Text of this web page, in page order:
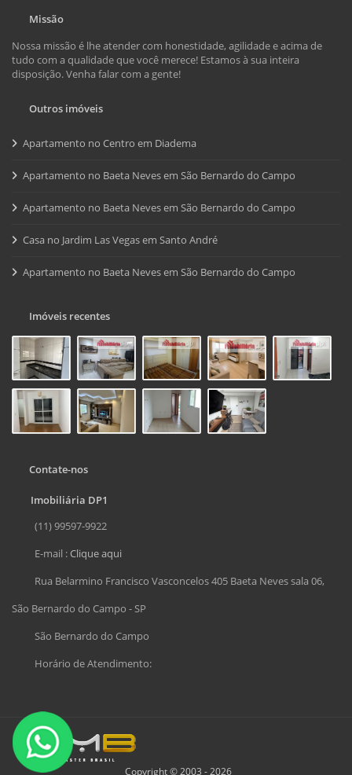
Missão
Nossa missão é lhe atender com honestidade, agilidade e acima de
tudo com a qualidade que você merece! Estamos à sua inteira
disposição. Venha falar com a gente!
Outros imóveis
Apartamento no Centro em Diadema
Apartamento no Baeta Neves em São Bernardo do Campo
Apartamento no Baeta Neves em São Bernardo do Campo
Casa no Jardim Las Vegas em Santo André
Apartamento no Baeta Neves em São Bernardo do Campo
Imóveis recentes
Contate-nos
Imobiliária DP1
(11) 99597-9922
E-mail :Clique aqui
Rua Belarmino Francisco Vasconcelos 405 Baeta Neves sala 06,
São Bernardo do Campo - SP
São Bernardo do Campo
Horário de Atendimento:
Copyright © 2003 - 2026